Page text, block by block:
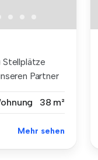
Stellplätze
Partner
38 m²
Mehr sehen